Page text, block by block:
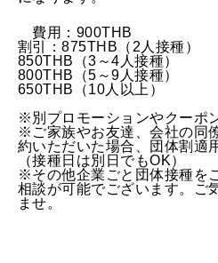
費用：900THB
割引：875THB（2人接種）
850THB（3～4人接種）
800THB（5～9人接種）
650THB（10人以上）
※別プロモーションやクーポ
※ご家族やお友達、会社の同
約いただいた場合、団体割適
（接種日は別日でもOK）
※その他企業ごと団体接種を
相談が可能でございます。ご
ませ。